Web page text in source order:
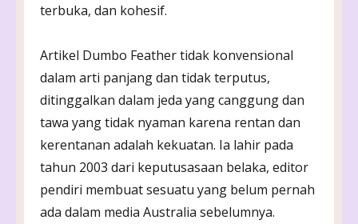
terbuka, dan kohesif.
Artikel Dumbo Feather tidak konvensional
dalam arti panjang dan tidak terputus,
ditinggalkan dalam jeda yang canggung dan
tawa yang tidak nyaman karena rentan dan
kerentanan adalah kekuatan. Ia lahir pada
tahun 2003 dari keputusasaan belaka, editor
pendiri membuat sesuatu yang belum pernah
ada dalam media Australia sebelumnya.